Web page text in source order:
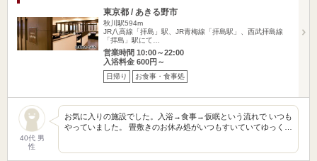
東京都 / あきる野市
秋川駅594m
JR八高線「拝島」駅、JR青梅線「拝島駅」、西武拝島線
「拝島」駅にて…
営業時間 10:00～22:00
入浴料金 600円～
日帰り お食事・食事処
40代 男
性
お気に入りの施設でした。入浴→食事→仮眠という流れで いつも
やっていました。 畳敷きのお休み処がいつもすいていてゆっく…